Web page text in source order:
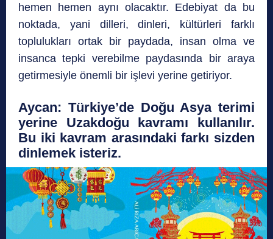
hemen hemen aynı olacaktır. Edebiyat da bu
noktada, yani dilleri, dinleri, kültürleri farklı
toplulukları ortak bir paydada, insan olma ve
insanca tepki verebilme paydasında bir araya
getirmesiyle önemli bir işlevi yerine getiriyor.
Aycan: Türkiye’de Doğu Asya terimi
yerine Uzakdoğu kavramı kullanılır.
Bu iki kavram arasındaki farkı sizden
dinlemek isteriz.